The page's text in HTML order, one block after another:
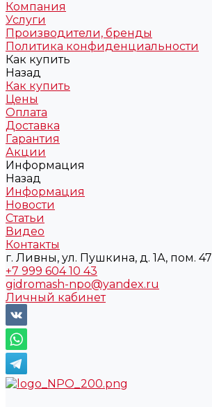
Компания
Услуги
Производители, бренды
Политика конфиденциальности
Как купить
Назад
Как купить
Цены
Оплата
Доставка
Гарантия
Акции
Информация
Назад
Информация
Новости
Статьи
Видео
Контакты
г. Ливны, ул. Пушкина, д. 1А, пом. 47
+7 999 604 10 43
gidromash-npo@yandex.ru
Личный кабинет